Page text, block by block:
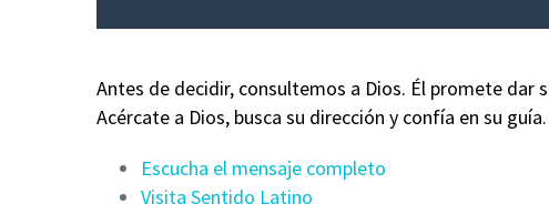
Antes de decidir, consultemos a Dios. Él promete dar
Acércate a Dios, busca su dirección y confía en su
Escucha el mensaje completo
Visita Sentido Latino